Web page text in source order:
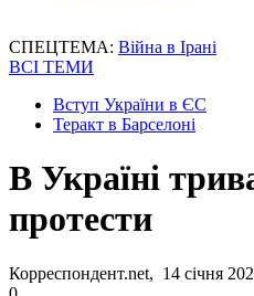
СПЕЦТЕМА: Війна в Ірані
ВСІ ТЕМИ
Вступ України в ЄС
Теракт в Барселоні
В Україні
протести
Корреспондент.net, 14 січня